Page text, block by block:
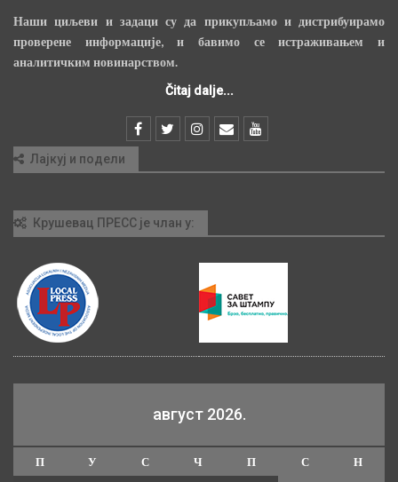
Наши циљеви и задаци су да прикупљамо и дистрибуирамо
проверене информације, и бавимо се истраживањем и
аналитичким новинарством.
Čitaj dalje...
Лајкуј и подели
Крушевац ПРЕСС је члан у:
август 2026.
П У С Ч П С Н